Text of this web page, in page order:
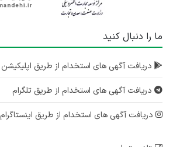
ما را دنبال کنید
دریافت آگهی های استخدام از طریق اپلیکیشن
دریافت آگهی های استخدام از طریق تلگرام
دریافت آگهی های استخدام از طریق اینستاگرام